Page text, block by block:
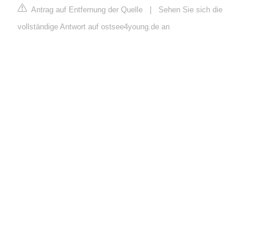
Antrag auf Entfernung der Quelle | Sehen Sie sich die
vollständige Antwort auf ostsee4young.de an